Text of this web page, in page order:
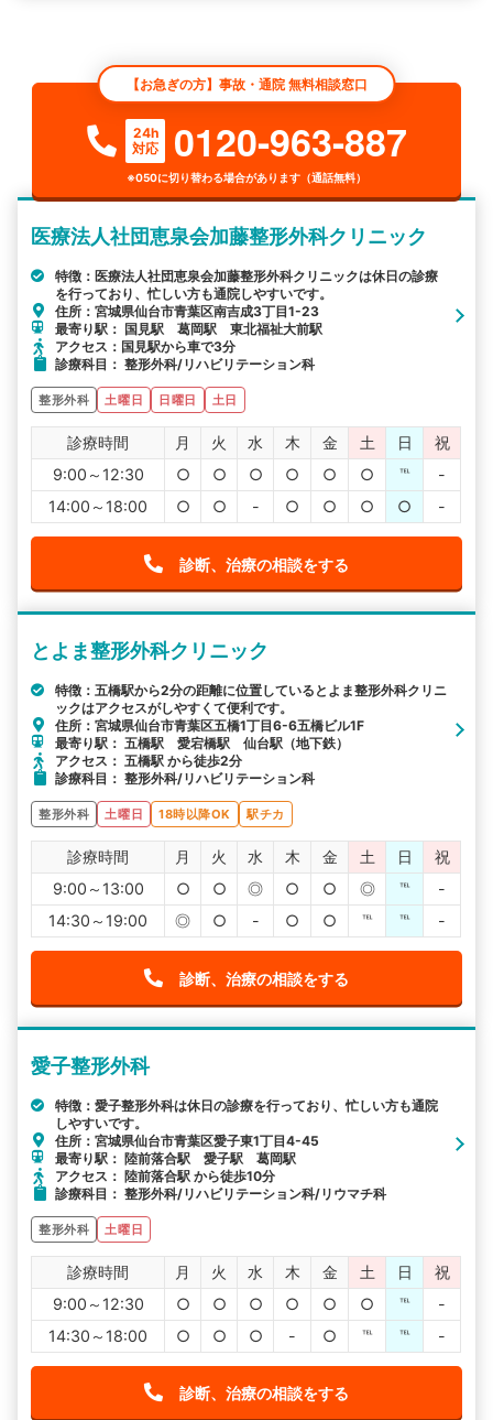
【お急ぎの方】事故・通院 無料相談窓口
24h
対応
0120-963-887
※050に切り替わる場合があります（通話無料）
医療法人社団恵泉会加藤整形外科クリニック
特徴：医療法人社団恵泉会加藤整形外科クリニックは休日の診療
を行っており、忙しい方も通院しやすいです。
住所：宮城県仙台市青葉区南吉成3丁目1-23
最寄り駅： 国見駅 葛岡駅 東北福祉大前駅
アクセス：国見駅から車で3分
診療科目： 整形外科/リハビリテーション科
整形外科 土曜日 日曜日 土日
診療時間 月 火 水 木 金 土 日
祝
9:00～12:30
○ ○ ○ ○ ○ ○ ℡
-
14:00～18:00
○ ○ - ○ ○ ○ ○ -
診断、治療の相談をする
とよま整形外科クリニック
特徴：五橋駅から2分の距離に位置しているとよま整形外科クリニ
ックはアクセスがしやすくて便利です。
住所：宮城県仙台市青葉区五橋1丁目6-6五橋ビル1F
最寄り駅： 五橋駅 愛宕橋駅 仙台駅（地下鉄）
アクセス： 五橋駅 から徒歩2分
診療科目： 整形外科/リハビリテーション科
整形外科 土曜日 18時以降OK 駅チカ
診療時間 月 火 水 木 金 土 日
祝
9:00～13:00
○ ○ ◎ ○ ○ ◎ ℡
-
14:30～19:00
◎ ○ - ○ ○ ℡ ℡ -
診断、治療の相談をする
愛子整形外科
特徴：愛子整形外科は休日の診療を行っており、忙しい方も通院
しやすいです。
住所：宮城県仙台市青葉区愛子東1丁目4-45
最寄り駅： 陸前落合駅 愛子駅 葛岡駅
アクセス： 陸前落合駅 から徒歩10分
診療科目： 整形外科/リハビリテーション科/リウマチ科
整形外科 土曜日
診療時間 月 火 水 木 金 土 日
祝
9:00～12:30
○ ○ ○ ○ ○ ○ ℡
-
14:30～18:00
○ ○ ○ - ○ ℡ ℡ -
診断、治療の相談をする